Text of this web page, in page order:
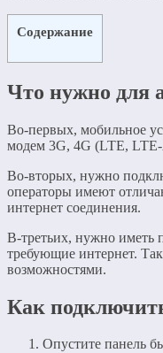
Содержание
Что нужно для
Во-первых, мобильное
модем 3G, 4G (LTE,
Во-вторых, нужно
операторы имеют
интернет соединения.
В-третьих, нужно иметь
требующие интернет.
возможностями.
Как
Опустите панель